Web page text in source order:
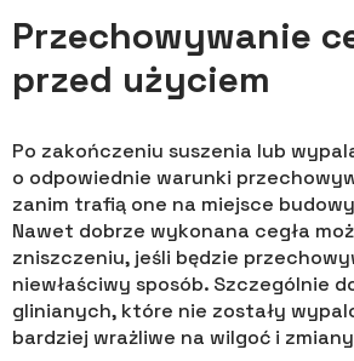
Przechowywanie
przed użyciem
Po zakończeniu suszenia lub
o odpowiednie warunki
zanim trafią one na miejsce
Nawet dobrze wykonana cegła
zniszczeniu, jeśli będzie
niewłaściwy sposób. Szczególnie
glinianych, które nie zostały
bardziej wrażliwe na wilgoć i